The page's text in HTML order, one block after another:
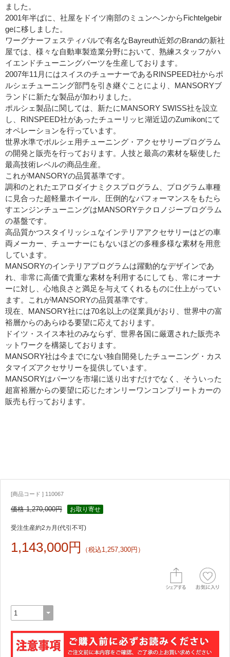
ました。
2001年半ばに、社屋をドイツ南部のミュンヘンからFichtelgebir
geに移しました。
ワーグナーフェスティバルで有名なBayreuth近郊のBrandの新社
屋では、様々な自動車製造業分野において、熟練スタッフがハ
イエンドチューニングパーツを生産しております。
2007年11月にはスイスのチューナーであるRINSPEED社からポ
ルシェチューニング部門を引き継ぐことにより、MANSORYブ
ランドに新たな製品が加わりました。
ポルシェ製品に関しては、新たにMANSORY SWISS社を設立
し、RINSPEED社があったチューリッヒ湖近辺のZumikonにて
オペレーションを行っています。
世界水準でポルシェ用チューニング・アクセサリープログラム
の開発と販売を行っております。人技と最高の素材を駆使した
最高技術レベルの商品生産。
これがMANSORYの品質基準です。
調和のとれたエアロダイナミクスプログラム、プログラム車種
に見合った超軽量ホイール、圧倒的なパフォーマンスをもたら
すエンジンチューニングはMANSORYテクロノジープログラム
の基盤です。
高品質かつスタイリッシュなインテリアアクセサリーはどの車
両メーカー、チューナーにもないほどの多種多様な素材を用意
しています。
MANSORYのインテリアプログラムは躍動的なデザインであ
れ、非常に高価で貴重な素材を利用するにしても、常にオーナ
ーに対し、心地良さと満足を与えてくれるものに仕上がってい
ます。これがMANSORYの品質基準です。
現在、MANSORY社には70名以上の従業員がおり、世界中の富
裕層からのあらゆる要望に応えております。
ドイツ・スイス本社のみならず、世界各国に厳選された販売ネ
ットワークを構築しております。
MANSORY社は今までにない独自開発したチューニング・カス
タマイズアクセサリーを提供しています。
MANSORYはパーツを市場に送り出すだけでなく、そういった
超富裕層からの要望に応じたオンリーワンコンプリートカーの
販売も行っております。
[商品コード ] 110067
価格 1,270,000円 お取り寄せ
受注生産約2カ月(代引不可)
1,143,000円 （税込1,257,300円）